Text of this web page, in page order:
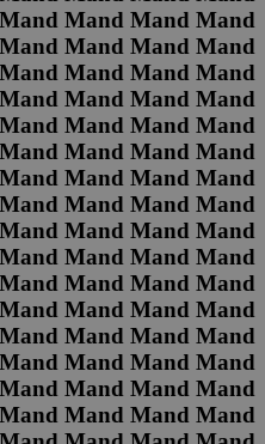
Mand Mand Mand
Mand Mand Mand
Mand Mand Mand
Mand Mand Mand
Mand Mand Mand
Mand Mand Mand
Mand Mand Mand
Mand Mand Mand
Mand Mand Mand
Mand Mand Mand
Mand Mand Mand
Mand Mand Mand
Mand Mand Mand
Mand Mand Mand
Mand Mand Mand
Mand Mand Mand